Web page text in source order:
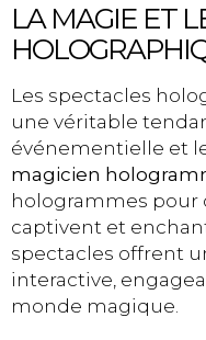
LA MAGIE ET
Les spectacles
une véritable
événementielle et
magicien
hologrammes pour
captivent et
spectacles offrent
interactive,
monde magique.